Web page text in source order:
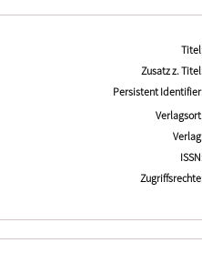
Titel
Zusatz z. Titel
Persistent Identifier
Verlagsort
Verlag
ISSN
Zugriffsrechte